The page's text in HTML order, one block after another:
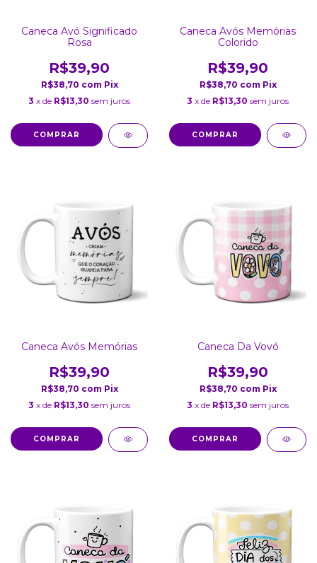
Caneca Avó Significado
Rosa
R$39,90
R$38,70 com Pix
3 x de R$13,30 sem juros
COMPRAR
Caneca Avós Memórias
Colorido
R$39,90
R$38,70 com Pix
3 x de R$13,30 sem juros
COMPRAR
Caneca Avós Memórias
R$39,90
R$38,70 com Pix
3 x de R$13,30 sem juros
COMPRAR
Caneca Da Vovó
R$39,90
R$38,70 com Pix
3 x de R$13,30 sem juros
COMPRAR